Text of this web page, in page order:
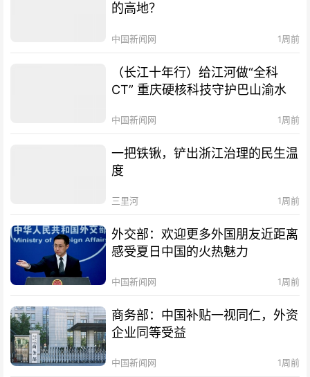
的高地？
中国新闻网 1周前
（长江十年行）给江河做“全科
CT” 重庆硬核科技守护巴山渝水
中国新闻网 1周前
一把铁锹，铲出浙江治理的民生温
度
三里河 1周前
外交部：欢迎更多外国朋友近距离
感受夏日中国的火热魅力
中国新闻网 1周前
商务部：中国补贴一视同仁，外资
企业同等受益
中国新闻网 1周前